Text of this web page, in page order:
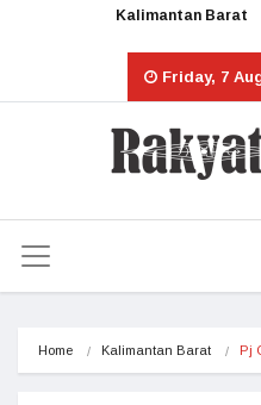
Kalimantan Barat
Friday, 7
Home Kalimantan Barat Pj